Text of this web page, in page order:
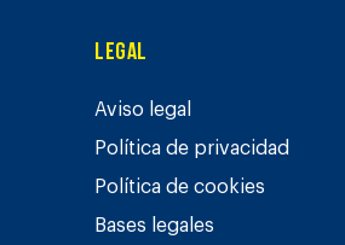
Legal
Aviso legal
Política de privacidad
Política de cookies
Bases legales